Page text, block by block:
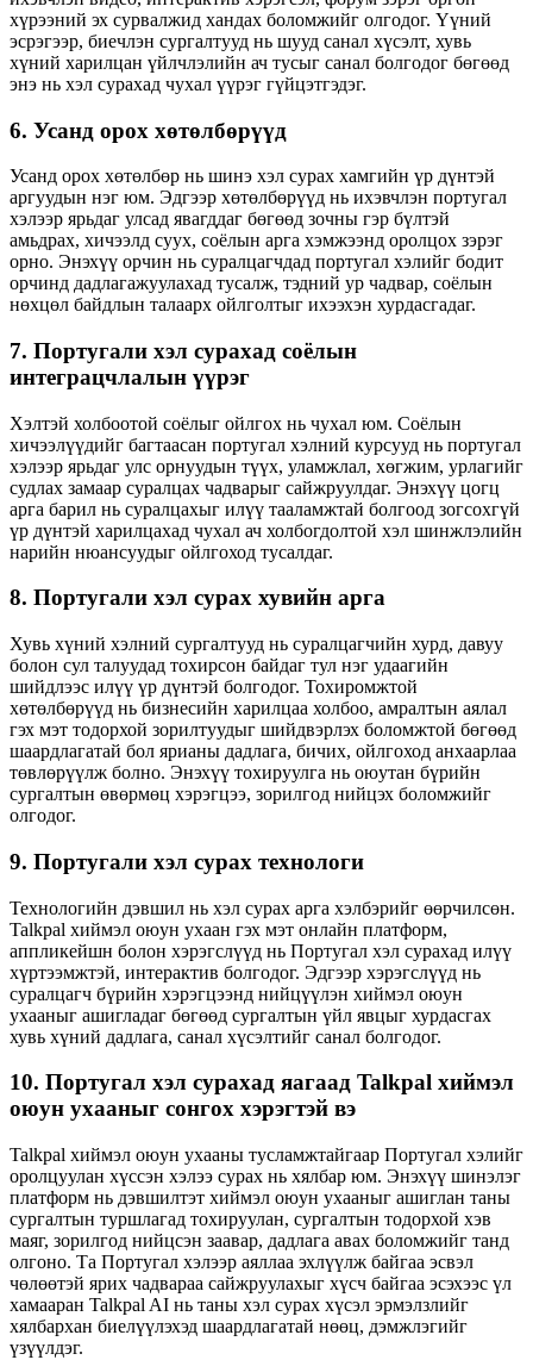
хүрээний эх сурвалжид хандах боломжийг олгодог. Үүний
эсрэгээр, биечлэн сургалтууд нь шууд санал хүсэлт, хувь
хүний ​​харилцан үйлчлэлийн ач тусыг санал болгодог бөгөөд
энэ нь хэл сурахад чухал үүрэг гүйцэтгэдэг.
6. Усанд орох хөтөлбөрүүд
Усанд орох хөтөлбөр нь шинэ хэл сурах хамгийн үр дүнтэй
аргуудын нэг юм. Эдгээр хөтөлбөрүүд нь ихэвчлэн португал
хэлээр ярьдаг улсад явагддаг бөгөөд зочны гэр бүлтэй
амьдрах, хичээлд суух, соёлын арга хэмжээнд оролцох зэрэг
орно. Энэхүү орчин нь суралцагчдад португал хэлийг бодит
орчинд дадлагажуулахад тусалж, тэдний ур чадвар, соёлын
нөхцөл байдлын талаарх ойлголтыг ихээхэн хурдасгадаг.
7. Португали хэл сурахад соёлын
интеграцчлалын үүрэг
Хэлтэй холбоотой соёлыг ойлгох нь чухал юм. Соёлын
хичээлүүдийг багтаасан португал хэлний курсууд нь португал
хэлээр ярьдаг улс орнуудын түүх, уламжлал, хөгжим, урлагийг
судлах замаар суралцах чадварыг сайжруулдаг. Энэхүү цогц
арга барил нь суралцахыг илүү тааламжтай болгоод зогсохгүй
үр дүнтэй харилцахад чухал ач холбогдолтой хэл шинжлэлийн
нарийн нюансуудыг ойлгоход тусалдаг.
8. Португали хэл сурах хувийн арга
Хувь хүний ​​​​хэлний сургалтууд нь суралцагчийн хурд, давуу
болон сул талуудад тохирсон байдаг тул нэг удаагийн
шийдлээс илүү үр дүнтэй болгодог. Тохиромжтой
хөтөлбөрүүд нь бизнесийн харилцаа холбоо, амралтын аялал
гэх мэт тодорхой зорилтуудыг шийдвэрлэх боломжтой бөгөөд
шаардлагатай бол ярианы дадлага, бичих, ойлгоход анхаарлаа
төвлөрүүлж болно. Энэхүү тохируулга нь оюутан бүрийн
сургалтын өвөрмөц хэрэгцээ, зорилгод нийцэх боломжийг
олгодог.
9. Португали хэл сурах технологи
Технологийн дэвшил нь хэл сурах арга хэлбэрийг өөрчилсөн.
Talkpal хиймэл оюун ухаан гэх мэт онлайн платформ,
аппликейшн болон хэрэгслүүд нь Португал хэл сурахад илүү
хүртээмжтэй, интерактив болгодог. Эдгээр хэрэгслүүд нь
суралцагч бүрийн хэрэгцээнд нийцүүлэн хиймэл оюун
ухааныг ашигладаг бөгөөд сургалтын үйл явцыг хурдасгах
хувь хүний ​​дадлага, санал хүсэлтийг санал болгодог.
10. Португал хэл сурахад яагаад Talkpal хиймэл
оюун ухааныг сонгох хэрэгтэй вэ
Talkpal хиймэл оюун ухааны тусламжтайгаар Португал хэлийг
оролцуулан хүссэн хэлээ сурах нь хялбар юм. Энэхүү шинэлэг
платформ нь дэвшилтэт хиймэл оюун ухааныг ашиглан таны
сургалтын туршлагад тохируулан, сургалтын тодорхой хэв
маяг, зорилгод нийцсэн заавар, дадлага авах боломжийг танд
олгоно. Та Португал хэлээр аяллаа эхлүүлж байгаа эсвэл
чөлөөтэй ярих чадвараа сайжруулахыг хүсч байгаа эсэхээс үл
хамааран Talkpal AI нь таны хэл сурах хүсэл эрмэлзлийг
хялбархан биелүүлэхэд шаардлагатай нөөц, дэмжлэгийг
үзүүлдэг.